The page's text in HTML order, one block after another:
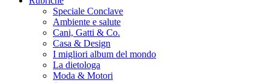
Speciale Conclave
Ambiente e salute
Cani, Gatti & Co.
Casa & Design
I migliori album del mondo
La dietologa
Moda & Motori